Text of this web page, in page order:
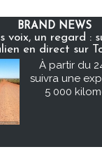
BRAND NEWS
voix, un regard :
en direct sur
À partir du
suivra une
5 000